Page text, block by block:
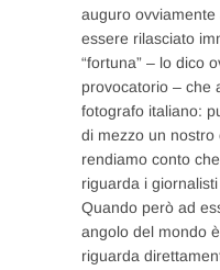
auguro
essere rilasciato
“fortuna” – lo dico
provocatorio – che
fotografo italiano:
di mezzo un nostro
rendiamo conto
riguarda i
Quando però ad
angolo del mondo
riguarda